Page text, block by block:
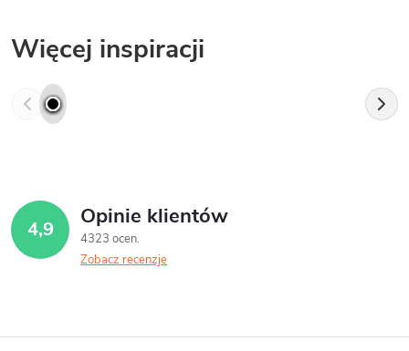
Więcej inspiracji
4,9 Opinie klientów
4323 ocen
Zobacz recenzje